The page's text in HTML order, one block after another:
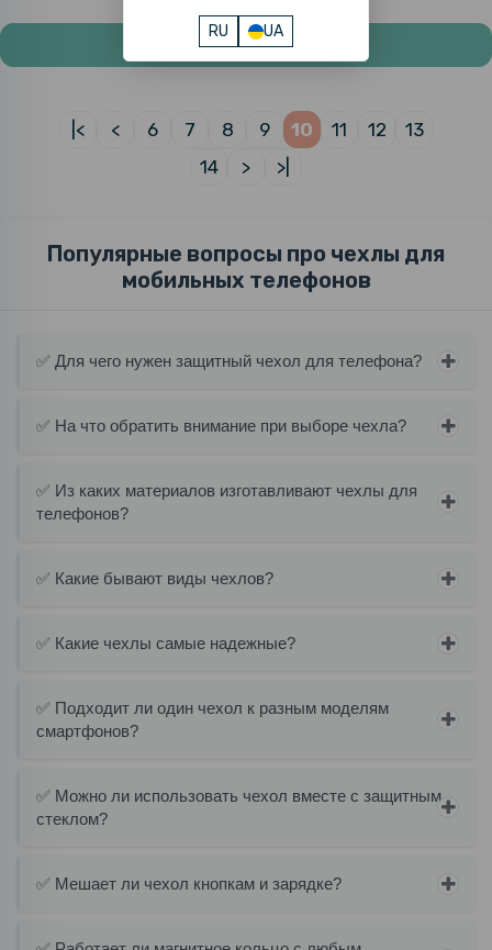
RU UA
Показать больше товаров
|< < 6 7 8 9 10 11 12
13
14
> >|
Популярные вопросы про чехлы для
мобильных телефонов
✅ Для чего нужен защитный чехол для телефона?
✅ На что обратить внимание при выборе чехла?
✅ Из каких материалов изготавливают чехлы для
телефонов?
✅ Какие бывают виды чехлов?
✅ Какие чехлы самые надежные?
✅ Подходит ли один чехол к разным моделям
смартфонов?
✅ Можно ли использовать чехол вместе с защитным
стеклом?
✅ Мешает ли чехол кнопкам и зарядке?